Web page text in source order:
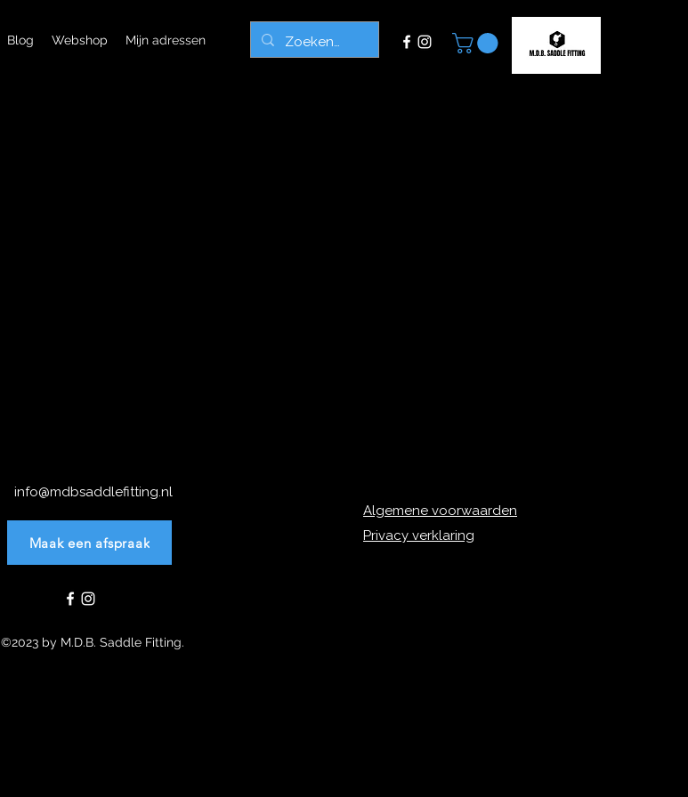
Blog Webshop Mijn adressen
info@mdbsaddlefitting.nl
Maak een afspraak
Algemene voorwaarden
Privacy verklaring
©2023 by M.D.B. Saddle Fitting.